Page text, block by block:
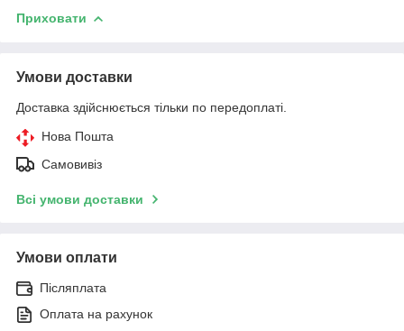
Приховати
Умови доставки
Доставка здійснюється тільки по передоплаті.
Нова Пошта
Самовивіз
Всі умови доставки
Умови оплати
Післяплата
Оплата на рахунок